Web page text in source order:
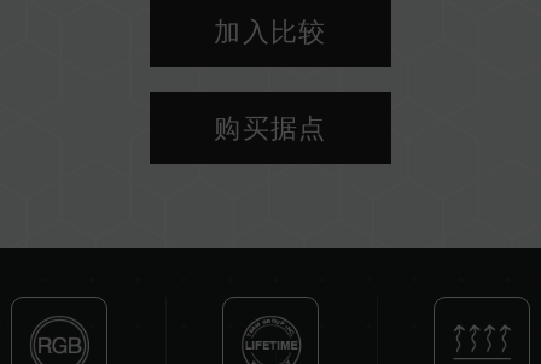
兼容平台完整信息，可至"兼容性查询"
选购内存产品前，请先参考主板品牌的 QVL 兼容
成。若混合使用不同套装的内存，将可能导致系统
CPU 內存控制器(IMC)的体质以及当前使用的主
板 BIOS 版本皆可能会影响內存运作频率。
内存的最终运行频率取决于系统 BIOS 设定及主
加入比较
购买据点